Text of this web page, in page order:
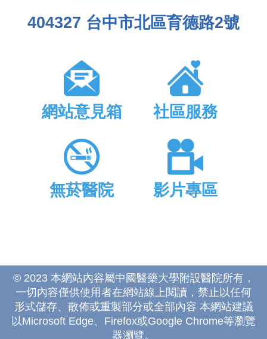
404327 台中市北區育德路2號
網站意見箱 社區服務
無菸醫院 影片專區
© 2023 本網站內容屬中國醫藥大學附設醫院所有，
一切內容僅供使用者在網站線上閱讀，禁止以任何
形式儲存、散佈或重製部分或全部內容 本網站建議
以Microsoft Edge、Firefox或Google Chrome等瀏覽
器瀏覽。